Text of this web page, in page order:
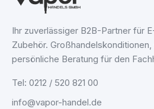
Ihr zuverlässiger B2B-Partner für
Zubehör.
persönliche Beratung für den
Tel: 0212 / 520 821 00
info@vapor-handel.de